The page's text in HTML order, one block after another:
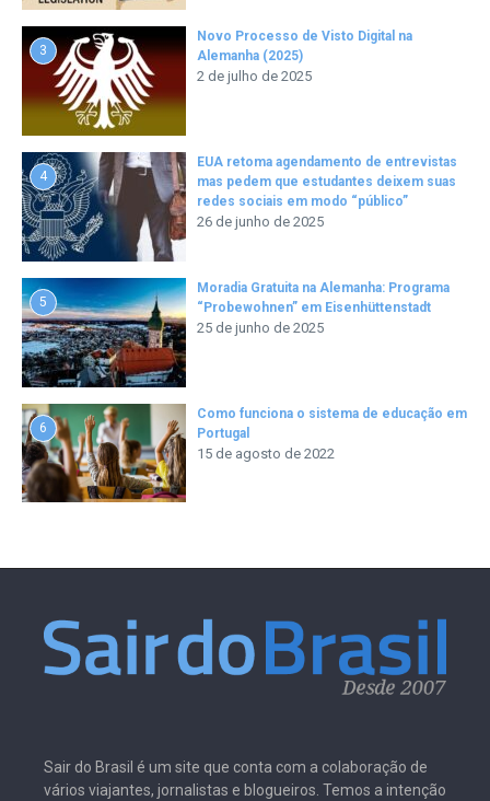
3
Novo Processo de Visto Digital na
Alemanha (2025)
2 de julho de 2025
4
EUA retoma agendamento de entrevistas
mas pedem que estudantes deixem suas
redes sociais em modo “público”
26 de junho de 2025
5
Moradia Gratuita na Alemanha: Programa
“Probewohnen” em Eisenhüttenstadt
25 de junho de 2025
6
Como funciona o sistema de educação em
Portugal
15 de agosto de 2022
Sair do Brasil é um site que conta com a colaboração de
vários viajantes, jornalistas e blogueiros. Temos a intenção